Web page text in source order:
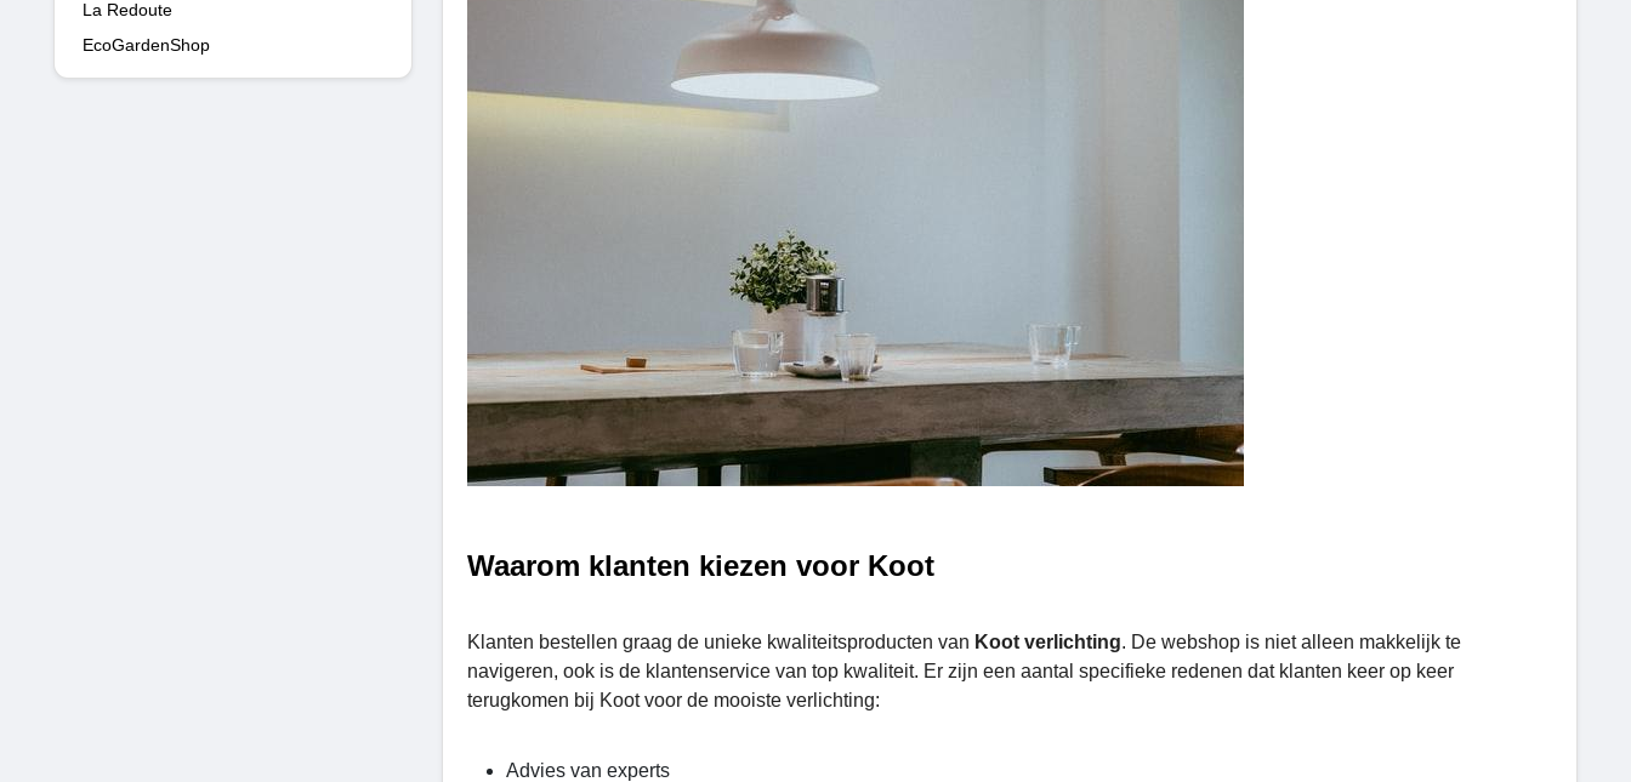
La Redoute
EcoGardenShop
Waarom klanten kiezen voor Koot
Klanten bestellen graag de unieke kwaliteitsproducten van Koot verlichting. De webshop is niet alleen makkelijk te
navigeren, ook is de klantenservice van top kwaliteit. Er zijn een aantal specifieke redenen dat klanten keer op keer
terugkomen bij Koot voor de mooiste verlichting:
Advies van experts